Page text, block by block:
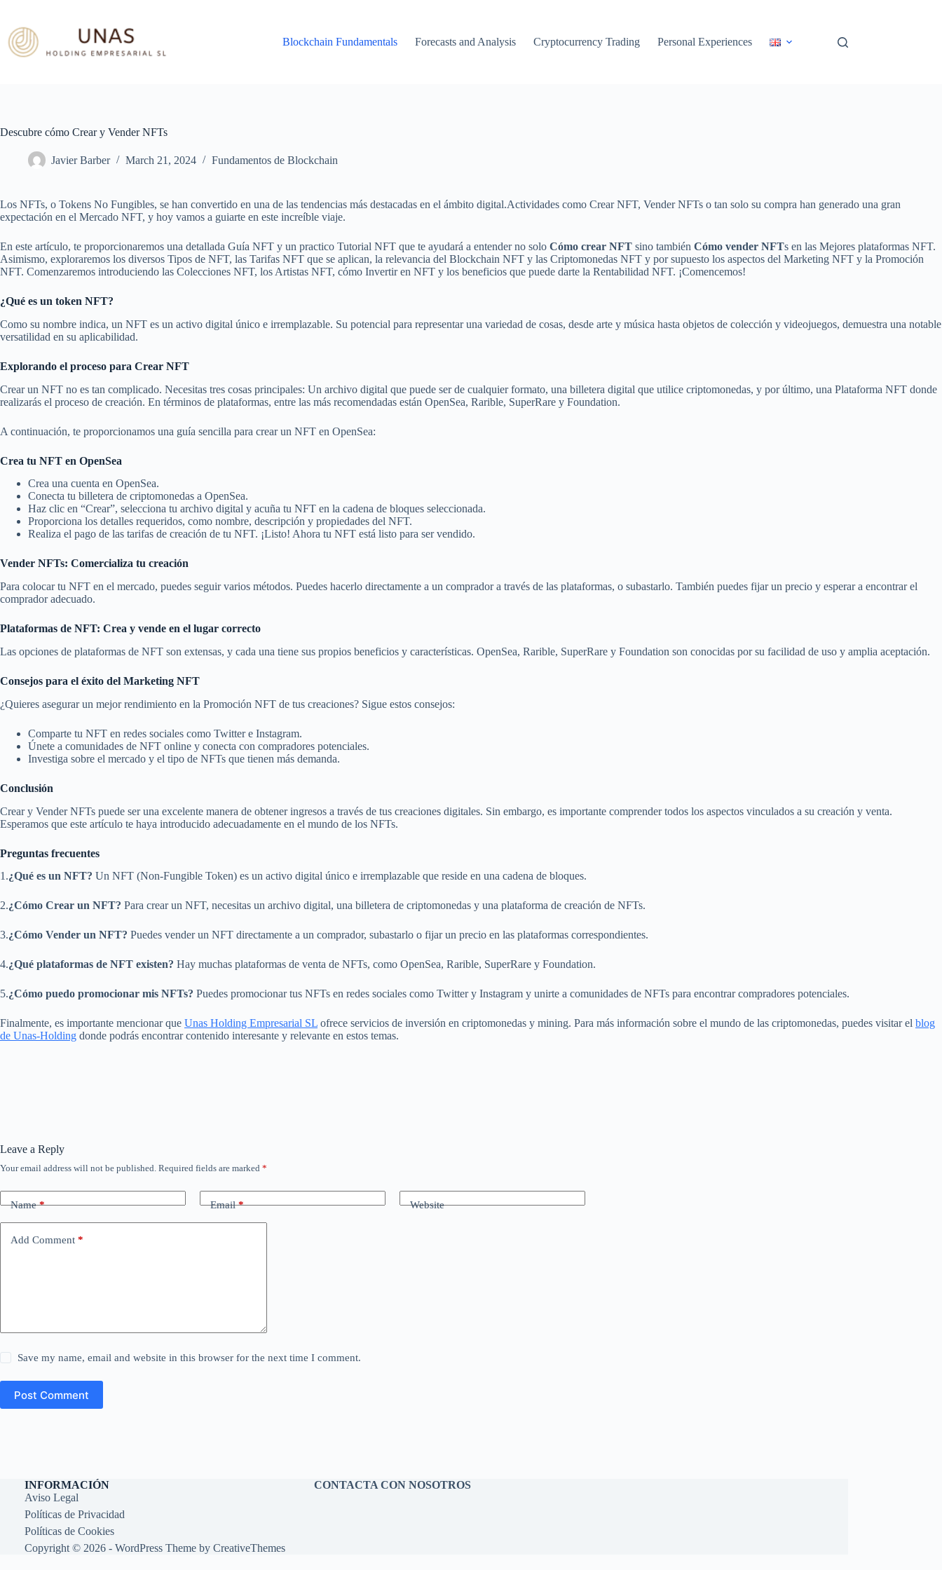
content
Blockchain Fundamentals
Forecasts and Analysis Cryptocurrency Trading Personal Experiences
Descubre cómo Crear y Vender NFTs
Javier Barber March 21, 2024 Fundamentos de Blockchain
Los NFTs, o Tokens No Fungibles, se han convertido en una de las tendencias más destacadas en el ámbito digital.Actividades como Crear NFT, Vender NFTs o tan solo su compra han generado una gran
expectación en el Mercado NFT, y hoy vamos a guiarte en este increíble viaje.
En este artículo, te proporcionaremos una detallada Guía NFT y un practico Tutorial NFT que te ayudará a entender no solo Cómo crear NFT sino también Cómo vender NFTs en las Mejores plataformas NFT.
Asimismo, exploraremos los diversos Tipos de NFT, las Tarifas NFT que se aplican, la relevancia del Blockchain NFT y las Criptomonedas NFT y por supuesto los aspectos del Marketing NFT y la Promoción
NFT. Comenzaremos introduciendo las Colecciones NFT, los Artistas NFT, cómo Invertir en NFT y los beneficios que puede darte la Rentabilidad NFT. ¡Comencemos!
¿Qué es un token NFT?
Como su nombre indica, un NFT es un activo digital único e irremplazable. Su potencial para representar una variedad de cosas, desde arte y música hasta objetos de colección y videojuegos, demuestra una notable
versatilidad en su aplicabilidad.
Explorando el proceso para Crear NFT
Crear un NFT no es tan complicado. Necesitas tres cosas principales: Un archivo digital que puede ser de cualquier formato, una billetera digital que utilice criptomonedas, y por último, una Plataforma NFT donde
realizarás el proceso de creación. En términos de plataformas, entre las más recomendadas están OpenSea, Rarible, SuperRare y Foundation.
A continuación, te proporcionamos una guía sencilla para crear un NFT en OpenSea:
Crea tu NFT en OpenSea
Crea una cuenta en OpenSea.
Conecta tu billetera de criptomonedas a OpenSea.
Haz clic en “Crear”, selecciona tu archivo digital y acuña tu NFT en la cadena de bloques seleccionada.
Proporciona los detalles requeridos, como nombre, descripción y propiedades del NFT.
Realiza el pago de las tarifas de creación de tu NFT. ¡Listo! Ahora tu NFT está listo para ser vendido.
Vender NFTs: Comercializa tu creación
Para colocar tu NFT en el mercado, puedes seguir varios métodos. Puedes hacerlo directamente a un comprador a través de las plataformas, o subastarlo. También puedes fijar un precio y esperar a encontrar el
comprador adecuado.
Plataformas de NFT: Crea y vende en el lugar correcto
Las opciones de plataformas de NFT son extensas, y cada una tiene sus propios beneficios y características. OpenSea, Rarible, SuperRare y Foundation son conocidas por su facilidad de uso y amplia aceptación.
Consejos para el éxito del Marketing NFT
¿Quieres asegurar un mejor rendimiento en la Promoción NFT de tus creaciones? Sigue estos consejos:
Comparte tu NFT en redes sociales como Twitter e Instagram.
Únete a comunidades de NFT online y conecta con compradores potenciales.
Investiga sobre el mercado y el tipo de NFTs que tienen más demanda.
Conclusión
Crear y Vender NFTs puede ser una excelente manera de obtener ingresos a través de tus creaciones digitales. Sin embargo, es importante comprender todos los aspectos vinculados a su creación y venta.
Esperamos que este artículo te haya introducido adecuadamente en el mundo de los NFTs.
Preguntas frecuentes
1.¿Qué es un NFT? Un NFT (Non-Fungible Token) es un activo digital único e irremplazable que reside en una cadena de bloques.
2.¿Cómo Crear un NFT? Para crear un NFT, necesitas un archivo digital, una billetera de criptomonedas y una plataforma de creación de NFTs.
3.¿Cómo Vender un NFT? Puedes vender un NFT directamente a un comprador, subastarlo o fijar un precio en las plataformas correspondientes.
4.¿Qué plataformas de NFT existen? Hay muchas plataformas de venta de NFTs, como OpenSea, Rarible, SuperRare y Foundation.
5.¿Cómo puedo promocionar mis NFTs? Puedes promocionar tus NFTs en redes sociales como Twitter y Instagram y unirte a comunidades de NFTs para encontrar compradores potenciales.
Finalmente, es importante mencionar que Unas Holding Empresarial SL ofrece servicios de inversión en criptomonedas y mining. Para más información sobre el mundo de las criptomonedas, puedes visitar el blog
de Unas-Holding donde podrás encontrar contenido interesante y relevante en estos temas.
Leave a Reply
Your email address will not be published. Required fields are marked *
Name* Email* Website
Add Comment *
Save my name, email and website in this browser for the next time I comment.
Post Comment
INFORMACIÓN
CONTACTA CON NOSOTROS
Aviso Legal
Políticas de Privacidad
Políticas de Cookies
Copyright © 2026 - WordPress Theme by CreativeThemes